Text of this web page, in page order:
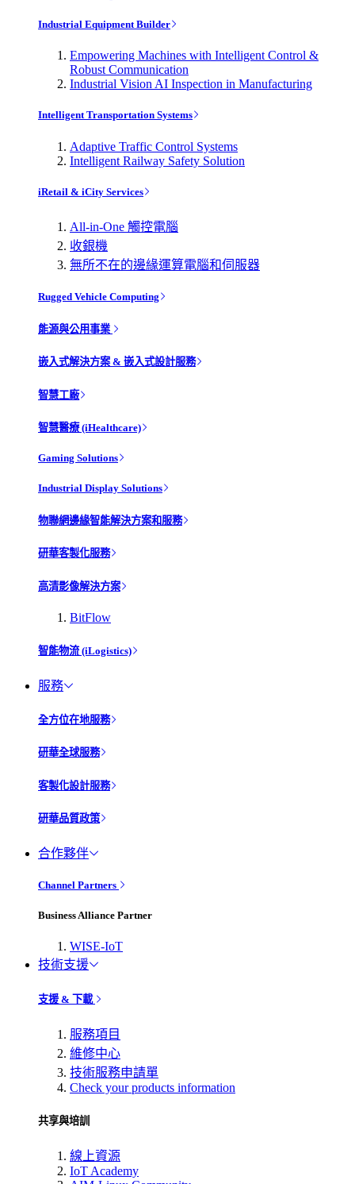
Industrial Equipment Builder
Empowering Machines with Intelligent Control &
Robust Communication
Industrial Vision AI Inspection in Manufacturing
Intelligent Transportation Systems
Adaptive Traffic Control Systems
Intelligent Railway Safety Solution
iRetail & iCity Services
All-in-One 觸控電腦
收銀機
無所不在的邊緣運算電腦和伺服器
Rugged Vehicle Computing
能源與公用事業
嵌入式解決方案 & 嵌入式設計服務
智慧工廠
智慧醫療 (iHealthcare)
Gaming Solutions
Industrial Display Solutions
物聯網邊緣智能解決方案和服務
研華客製化服務
高清影像解決方案
BitFlow
智能物流 (iLogistics)
服務
全方位在地服務
研華全球服務
客製化設計服務
研華品質政策
合作夥伴
Channel Partners
Business Alliance Partner
WISE-IoT
技術支援
支援 & 下載
服務項目
維修中心
技術服務申請單
Check your products information
共享與培訓
線上資源
IoT Academy